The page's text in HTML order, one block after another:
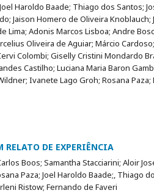
Haroldo Baade; Thiago dos Santos;
Jaison Homero de Oliveira Knoblauch;
Lima; Adonis Marcos Lisboa; Andre
Oliveira de Aguiar; Márcio
Colombi; Giselly Cristini Mondardo
Castilho; Luciana Maria Baron
Ivanete Lago Groh; Rosana Paza;
DE EXPERIÊNCIA
Boos; Samantha Stacciarini; Aloir
Paza; Joel Haroldo Baade;, Thiago
Ristow; Fernando de Faveri